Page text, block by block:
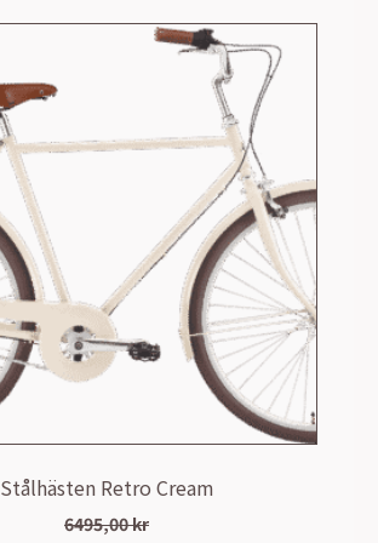
Stålhästen Retro Cream
6495,00kr